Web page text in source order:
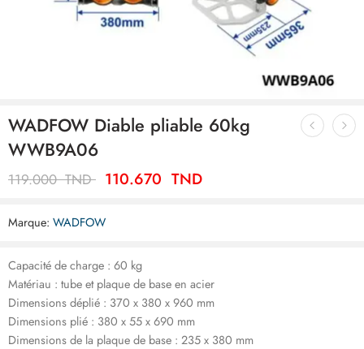
WADFOW Diable pliable 60kg
WWB9A06
119.000TND 110.670 TND
Marque: WADFOW
Capacité de charge : 60 kg
Matériau : tube et plaque de base en acier
Dimensions déplié : 370 x 380 x 960 mm
Dimensions plié : 380 x 55 x 690 mm
Dimensions de la plaque de base : 235 x 380 mm